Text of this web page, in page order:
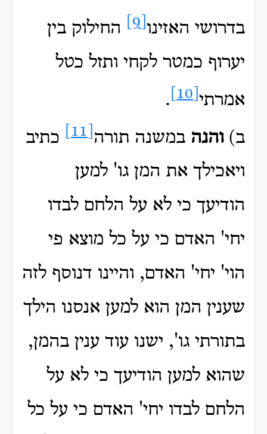
בדרושי האזינו
החילוק בין
יערוף כמטר לקחי ותזל כטל
אמרתי
.
ב)והנה במשנה תורה
כתיב
ויאכילך את המן גו' למען
הודיעך כי לא על הלחם לבדו
יחי' האדם כי על כל מוצא פי
הוי' יחי' האדם, והיינו דנוסף לזה
שענין המן הוא למען אנסנו הילך
בתורתי גו', ישנו עוד ענין בהמן,
שהוא למען הודיעך כי לא על
הלחם לבדו יחי' האדם כי על כל